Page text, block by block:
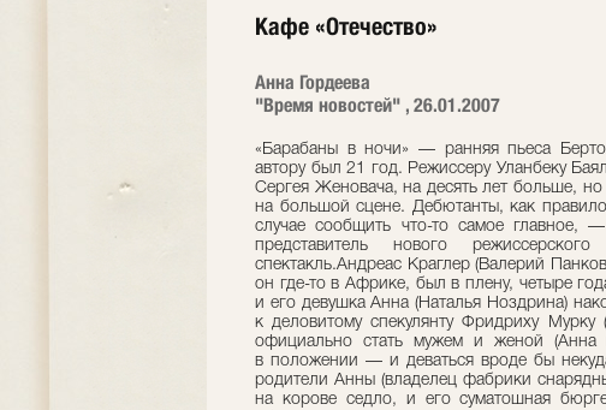
Кафе «Отечество»
Анна Гордеева
"Время новостей" , 26.01.2007
«Барабаны в ночи» — ранняя пьеса
автору был 21 год. Режиссеру Уланбеку
Сергея Женовача, на десять лет больше, но
на большой сцене. Дебютанты, как
случае сообщить что-то самое главное,
представитель нового
спектакль.Андреас Краглер (Валерий
он где-то в Африке, был в плену, четыре
и его девушка Анна (Наталья Ноздрина)
к деловитому спекулянту Фридриху
официально стать мужем и женой (Анна
в положении — и деваться вроде бы
родители Анны (владелец фабрики
на корове седло, и его суматошная